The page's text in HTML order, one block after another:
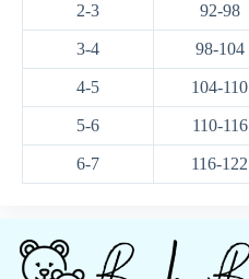
2-3 92-98
3-4 98-104
4-5 104-110
5-6 110-116
6-7 116-122